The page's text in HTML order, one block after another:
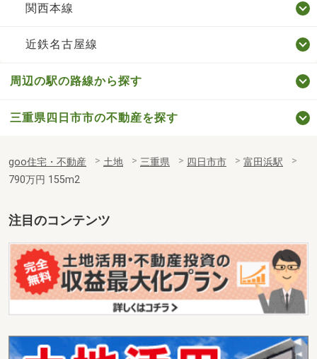
関西本線
近鉄名古屋線
周辺の駅の路線から探す
三重県四日市市の不動産を探す
goo住宅・不動産 土地 三重県 四日市市
富田浜駅
790万円 155m2
注目のコンテンツ